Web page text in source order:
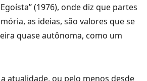
(1976), onde diz que partes
as ideias, são valores que se
quase autônoma, como um
atualidade, ou pelo menos desde